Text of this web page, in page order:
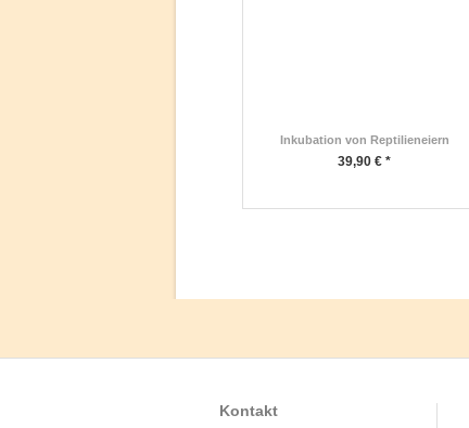
Inkubation von Reptilieneiern
39,90 € *
Kontakt